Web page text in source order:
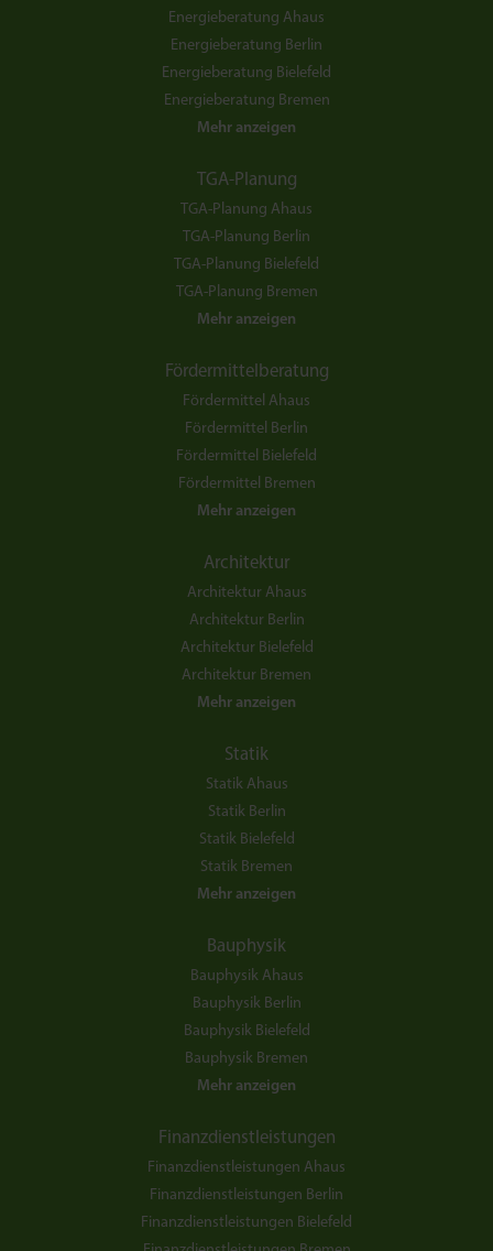
Energieberatung Ahaus
Energieberatung Berlin
Energieberatung Bielefeld
Energieberatung Bremen
Mehr anzeigen
TGA-Planung
TGA-Planung Ahaus
TGA-Planung Berlin
TGA-Planung Bielefeld
TGA-Planung Bremen
Mehr anzeigen
Fördermittelberatung
Fördermittel Ahaus
Fördermittel Berlin
Fördermittel Bielefeld
Fördermittel Bremen
Mehr anzeigen
Architektur
Architektur Ahaus
Architektur Berlin
Architektur Bielefeld
Architektur Bremen
Mehr anzeigen
Statik
Statik Ahaus
Statik Berlin
Statik Bielefeld
Statik Bremen
Mehr anzeigen
Bauphysik
Bauphysik Ahaus
Bauphysik Berlin
Bauphysik Bielefeld
Bauphysik Bremen
Mehr anzeigen
Finanzdienstleistungen
Finanzdienstleistungen Ahaus
Finanzdienstleistungen Berlin
Finanzdienstleistungen Bielefeld